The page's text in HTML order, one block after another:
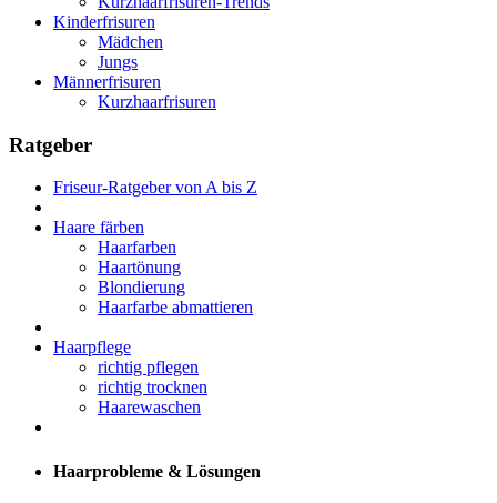
Kinderfrisuren
Mädchen
Jungs
Männerfrisuren
Kurzhaarfrisuren
Ratgeber
Friseur-Ratgeber von A bis Z
Haare färben
Haarfarben
Haartönung
Blondierung
Haarfarbe abmattieren
Haarpflege
richtig pflegen
richtig trocknen
Haarewaschen
Haarprobleme & Lösungen